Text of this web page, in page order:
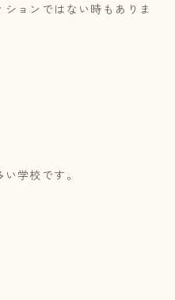
ョンではない時もありま
学校です。